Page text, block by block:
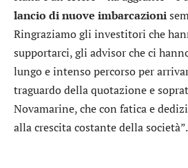
lancio di nuove imbarcazioni
Ringraziamo gli investitori che
supportarci, gli advisor che ci
lungo e intenso percorso per
traguardo della quotazione e
Novamarine, che con fatica e
alla crescita costante della società”.